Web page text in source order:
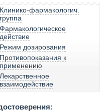
Клинико-фармакологич.
группа
Фармакологическое
действие
Режим дозирования
Противопоказания к
применению
Лекарственное
взаимодействие